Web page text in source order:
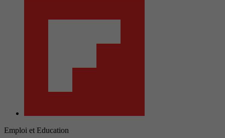
Emploi et Education